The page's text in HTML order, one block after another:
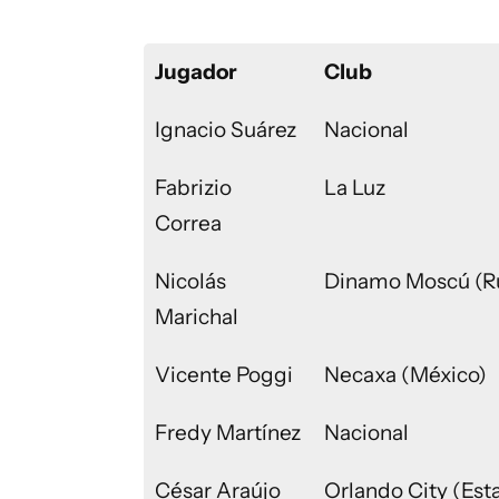
Jugador Club
Ignacio Suárez Nacional
Fabrizio
Correa
La Luz
Nicolás
Marichal
Dinamo Moscú
Vicente Poggi Necaxa (México)
Fredy Martínez Nacional
César Araújo
Orlando City